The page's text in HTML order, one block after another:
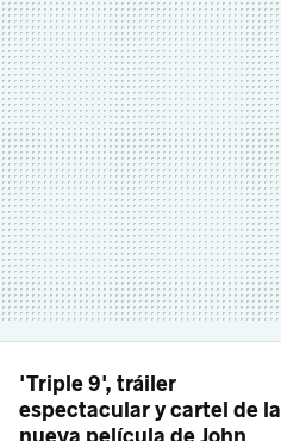
'Triple 9', tráiler
espectacular y cartel de la